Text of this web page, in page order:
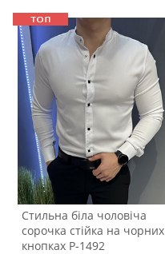
Стильна біла чоловіча
сорочка стійка на чорних
кнопках Р-1492